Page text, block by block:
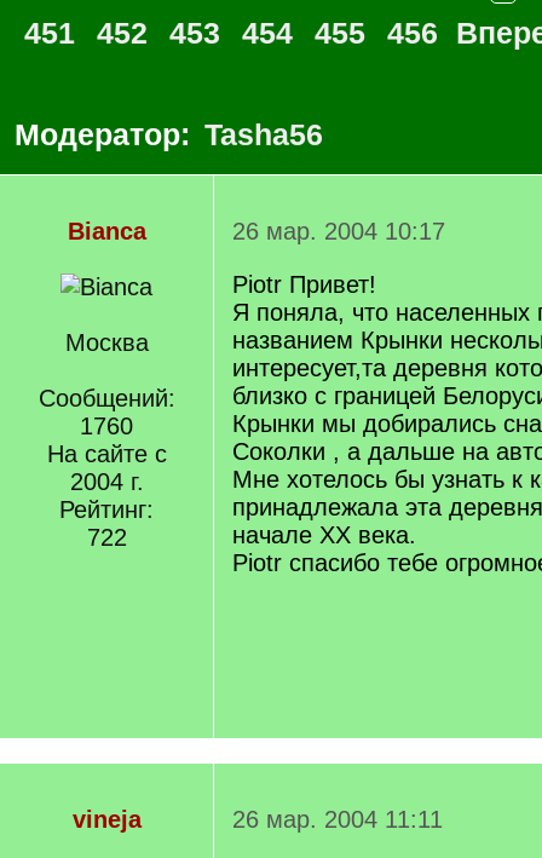
451
452 453 454 455 456
Модератор: Tasha56
Bianca
Москва
Сообщений:
1760
На сайте с
2004 г.
Рейтинг:
722
26 мар. 2004 10:17
Piotr Привет!
Я поняла, что населенных
названием Крынки
интересует,та деревня
близко с границей
Крынки мы добирались
Соколки , а дальше на
Мне хотелось бы узнать к
принадлежала эта
начале XX века.
Piotr спасибо тебе
vineja
26 мар. 2004 11:11